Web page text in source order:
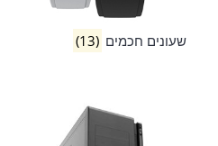
שעונים חכמים (13)